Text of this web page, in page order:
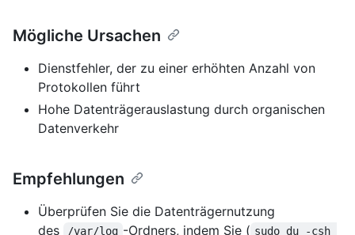
Mögliche Ursachen
Dienstfehler, der zu einer erhöhten Anzahl von
Protokollen führt
Hohe Datenträgerauslastung durch organischen
Datenverkehr
Empfehlungen
Überprüfen Sie die Datenträgernutzung
des
/var/log -Ordners, indem Sie ( sudo du -csh